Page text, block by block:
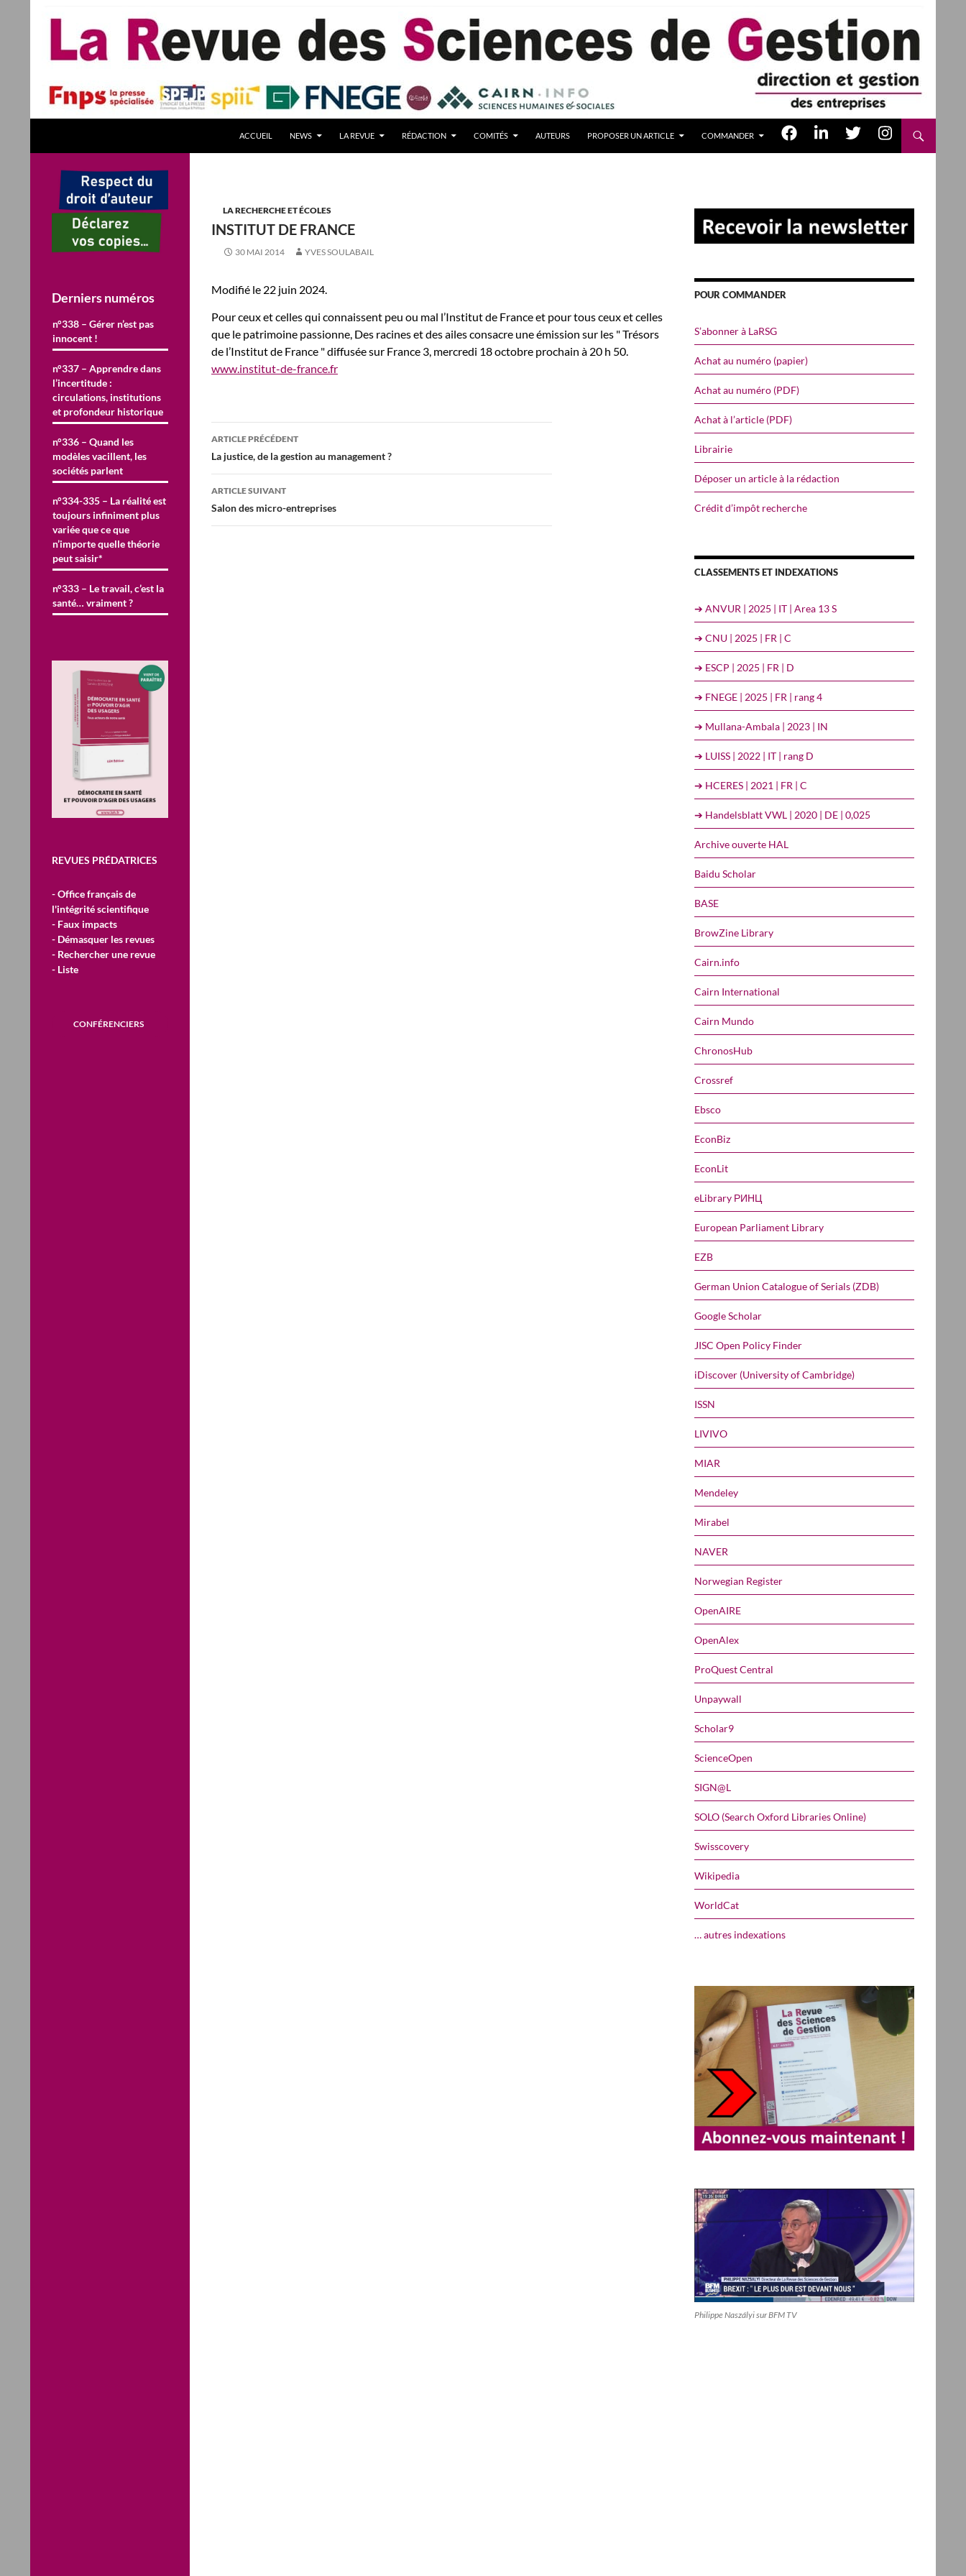
ACCUEIL NEWS LA REVUE RÉDACTION COMITÉS AUTEURS PROPOSER UN ARTICLE COMMANDER
LA RECHERCHE ET ÉCOLES
INSTITUT DE FRANCE
30 MAI 2014 YVES SOULABAIL
Modifié le 22 juin 2024.
Pour ceux et celles qui connaissent peu ou mal l’Institut de France et pour tous ceux et celles
que le patrimoine passionne, Des racines et des ailes consacre une émission sur les " Trésors
de l’Institut de France " diffusée sur France 3, mercredi 18 octobre prochain à 20 h 50.
www.institut-de-france.fr
Navigation
des
articles
ARTICLE PRÉCÉDENT
La justice, de la gestion au management ?
ARTICLE SUIVANT
Salon des micro-entreprises
POUR COMMANDER
S’abonner à LaRSG
Achat au numéro (papier)
Achat au numéro (PDF)
Achat à l’article (PDF)
Librairie
Déposer un article à la rédaction
Crédit d’impôt recherche
CLASSEMENTS ET INDEXATIONS
➔ ANVUR | 2025 | IT | Area 13 S
➔ CNU | 2025 | FR | C
➔ ESCP | 2025 | FR | D
➔ FNEGE | 2025 | FR | rang 4
➔ Mullana-Ambala | 2023 | IN
➔ LUISS | 2022 | IT | rang D
➔ HCERES | 2021 | FR | C
➔ Handelsblatt VWL | 2020 | DE | 0,025
Archive ouverte HAL
Baidu Scholar
BASE
BrowZine Library
Cairn.info
Cairn International
Cairn Mundo
ChronosHub
Crossref
Ebsco
EconBiz
EconLit
eLibrary РИНЦ
European Parliament Library
EZB
German Union Catalogue of Serials (ZDB)
Google Scholar
JISC Open Policy Finder
iDiscover (University of Cambridge)
ISSN
LIVIVO
MIAR
Mendeley
Mirabel
NAVER
Norwegian Register
OpenAIRE
OpenAlex
ProQuest Central
Unpaywall
Scholar9
ScienceOpen
SIGN@L
SOLO (Search Oxford Libraries Online)
Swisscovery
Wikipedia
WorldCat
… autres indexations
Philippe Naszályi sur BFM TV
management – Revue gestion
REVUE GESTION Revues de Gestion
Derniers numéros
n°338 – Gérer n’est pas
innocent !
n°337 – Apprendre dans
l’incertitude :
circulations, institutions
et profondeur historique
n°336 – Quand les
modèles vacillent, les
sociétés parlent
n°334-335 – La réalité est
toujours infiniment plus
variée que ce que
n’importe quelle théorie
peut saisir*
n°333 – Le travail, c’est la
santé… vraiment ?
REVUES PRÉDATRICES
- Office français de
l'intégrité scientifique
- Faux impacts
- Démasquer les revues
- Rechercher une revue
- Liste
CONFÉRENCIERS